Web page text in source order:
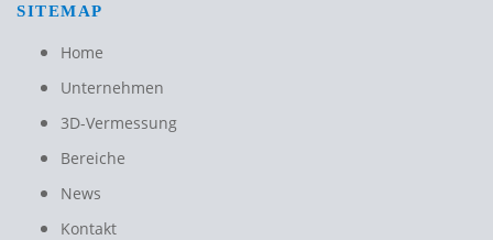
SITEMAP
Home
Unternehmen
3D-Vermessung
Bereiche
News
Kontakt